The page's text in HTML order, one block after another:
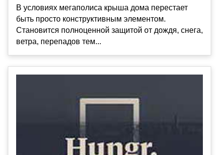
В условиях мегаполиса крыша дома перестает
быть просто конструктивным элементом.
Становится полноценной защитой от дождя, снега,
ветра, перепадов тем...